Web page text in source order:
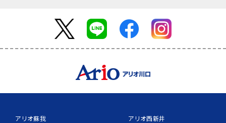
アリオ蘇我 アリオ西新井